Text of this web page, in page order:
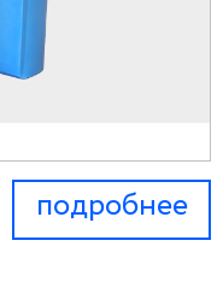
подробнее